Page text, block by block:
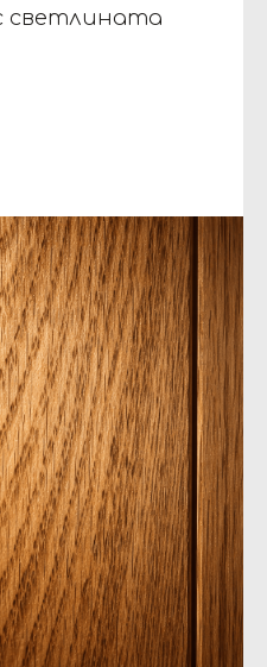
светлината